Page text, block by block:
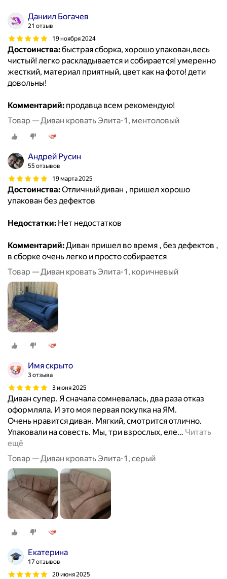
Даниил Богачев
21 отзыв
19 ноября 2024
Достоинства:быстрая сборка, хорошо упакован,весь
чистый! легко раскладывается и собирается! умеренно
жесткий, материал приятный, цвет как на фото! дети
довольны!
Комментарий: продавца всем рекомендую!
Товар — Диван кровать Элита-1, ментоловый
Андрей Русин
55 отзывов
19 марта 2025
Достоинства:Отличный диван , пришел хорошо
упакован без дефектов
Недостатки: Нет недостатков
Комментарий:Диван пришел во время , без дефектов ,
в сборке очень легко и просто собирается
Товар — Диван кровать Элита-1, коричневый
Имя скрыто
3 отзыва
3 июня 2025
Диван супер. Я сначала сомневалась, два раза отказ
оформляла. И это моя первая покупка на ЯМ.
Очень нравится диван. Мягкий, смотрится отлично.
Упаковали на совесть. Мы, три взрослых, еле… Читать
ещё
Товар — Диван кровать Элита-1, серый
Екатерина
17 отзывов
20 июня 2025